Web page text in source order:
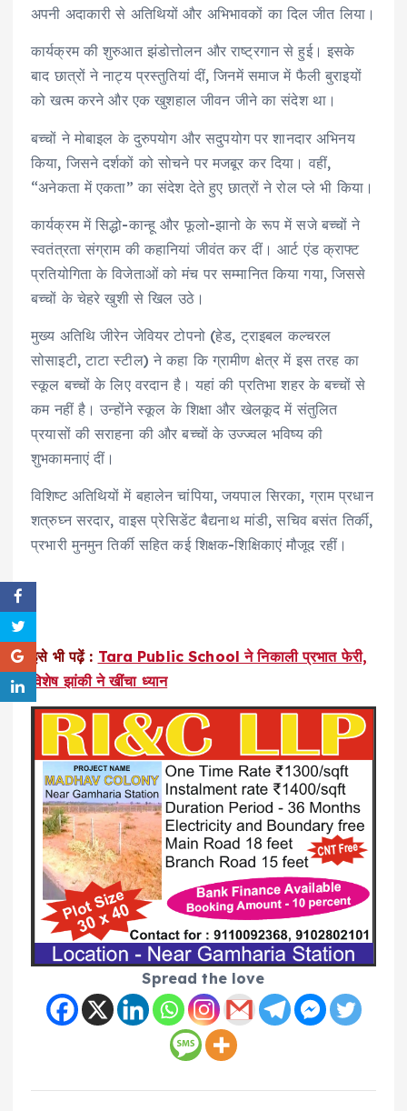
अपनी अदाकारी से अतिथियों और अभिभावकों का दिल जीत लिया।
कार्यक्रम की शुरुआत झंडोत्तोलन और राष्ट्रगान से हुई। इसके
बाद छात्रों ने नाट्य प्रस्तुतियां दीं, जिनमें समाज में फैली बुराइयों
को खत्म करने और एक खुशहाल जीवन जीने का संदेश था।
बच्चों ने मोबाइल के दुरुपयोग और सदुपयोग पर शानदार अभिनय
किया, जिसने दर्शकों को सोचने पर मजबूर कर दिया। वहीं,
“अनेकता में एकता” का संदेश देते हुए छात्रों ने रोल प्ले भी किया।
कार्यक्रम में सिद्धो-कान्हू और फूलो-झानो के रूप में सजे बच्चों ने
स्वतंत्रता संग्राम की कहानियां जीवंत कर दीं। आर्ट एंड क्राफ्ट
प्रतियोगिता के विजेताओं को मंच पर सम्मानित किया गया, जिससे
बच्चों के चेहरे खुशी से खिल उठे।
मुख्य अतिथि जीरेन जेवियर टोपनो (हेड, ट्राइबल कल्चरल
सोसाइटी, टाटा स्टील) ने कहा कि ग्रामीण क्षेत्र में इस तरह का
स्कूल बच्चों के लिए वरदान है। यहां की प्रतिभा शहर के बच्चों से
कम नहीं है। उन्होंने स्कूल के शिक्षा और खेलकूद में संतुलित
प्रयासों की सराहना की और बच्चों के उज्ज्वल भविष्य की
शुभकामनाएं दीं।
विशिष्ट अतिथियों में बहालेन चांपिया, जयपाल सिरका, ग्राम प्रधान
शत्रुघ्न सरदार, वाइस प्रेसिडेंट बैद्यनाथ मांडी, सचिव बसंत तिर्की,
प्रभारी मुनमुन तिर्की सहित कई शिक्षक-शिक्षिकाएं मौजूद रहीं।
इसे भी पढ़ें : Tara Public School ने निकाली प्रभात फेरी,
विशेष झांकी ने खींचा ध्यान
Spread the love